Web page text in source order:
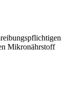
Mikronährstoff